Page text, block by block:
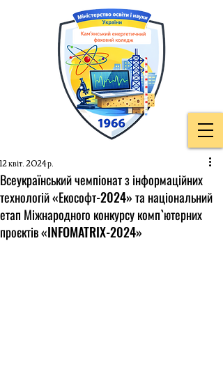
Всеукраїнський чемпіонат з інформаційних
технологій «Екософт-2024» та національний
етап Міжнародного конкурсу комп`ютерних
проєктів «INFOMATRIX-2024»
12 квіт. 2024 р.